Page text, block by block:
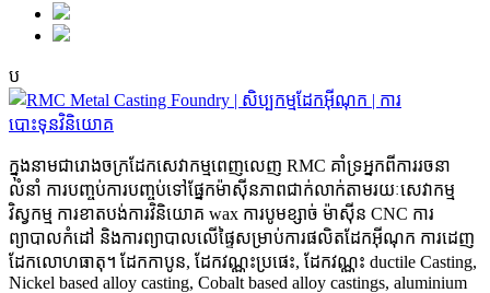
ប
ក្នុងនាមជារោងចក្រដែកសេវាកម្មពេញលេញ RMC គាំទ្រអ្នកពីការរចនា
លំនាំ ការបញ្ចប់ការបញ្ចប់ទៅផ្នែកម៉ាស៊ីនភាពជាក់លាក់តាមរយៈសេវាកម្ម
វិស្វកម្ម ការខាតបង់ការវិនិយោគ wax ការបូមខ្សាច់ ម៉ាស៊ីន CNC ការ
ព្យាបាលកំដៅ និងការព្យាបាលលើផ្ទៃសម្រាប់ការផលិតដែកអ៊ីណុក ការដេញ
ដែកលោហធាតុ។ ដែកកាបូន, ដែកវណ្ណះប្រផេះ, ដែកវណ្ណះ ductile Casting,
Nickel based alloy casting, Cobalt based alloy castings, aluminium